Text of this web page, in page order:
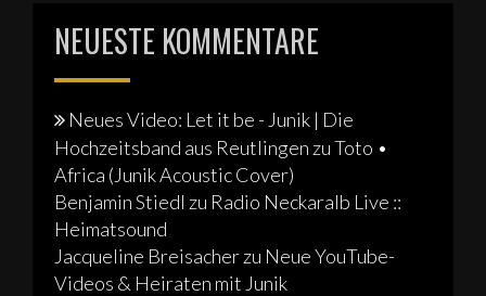
NEUESTE KOMMENTARE
Neues Video: Let it be - Junik | Die
Hochzeitsband aus Reutlingen zuToto •
Africa (Junik Acoustic Cover)
Benjamin Stiedl zu Radio Neckaralb Live ::
Heimatsound
Jacqueline Breisacherzu Neue YouTube-
Videos & Heiraten mit Junik